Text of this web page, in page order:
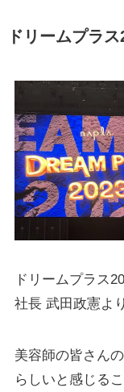
ドリームプラ
ドリームプラス
社長 武田政憲よ
美容師の皆さん
らしいと感じる